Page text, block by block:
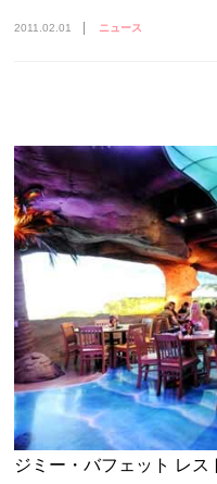
2011.02.01 ニュース
ジミー・バフェット レ